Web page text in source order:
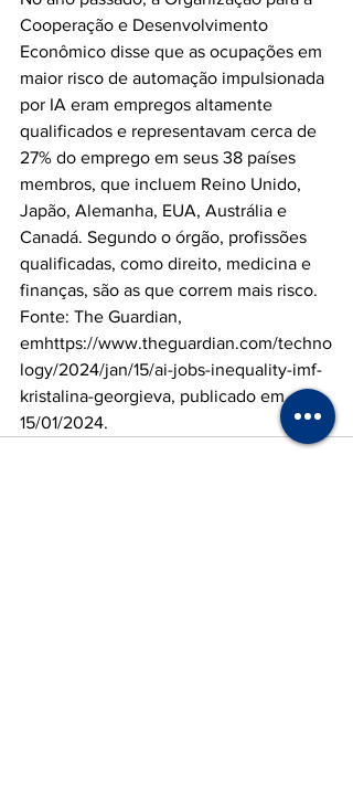
Cooperação e Desenvolvimento
Econômico disse que as ocupações em
maior risco de automação impulsionada
por IA eram empregos altamente
qualificados e representavam cerca de
27% do emprego em seus 38 países
membros, que incluem Reino Unido,
Japão, Alemanha, EUA, Austrália e
Canadá. Segundo o órgão, profissões
qualificadas, como direito, medicina e
finanças, são as que correm mais risco.
Fonte: The Guardian,
emhttps://www.theguardian.com/techno
logy/2024/jan/15/ai-jobs-inequality-imf-
kristalina-georgieva, publicado em
15/01/2024.